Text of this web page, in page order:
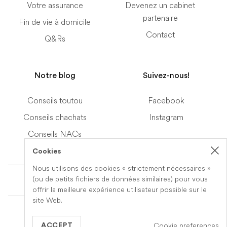
Cookies
Nous utilisons des cookies « strictement nécessaires »
(ou de petits fichiers de données similaires) pour vous
offrir la meilleure expérience utilisateur possible sur le
site Web.
ACCEPT
Votre assurance
Fin de vie à domicile
Q&Rs
Devenez un cabinet
partenaire
Contact
Notre blog
Conseils toutou
Conseils chachats
Conseils NACs
Suivez-nous!
Facebook
Instagram
Terms of Service